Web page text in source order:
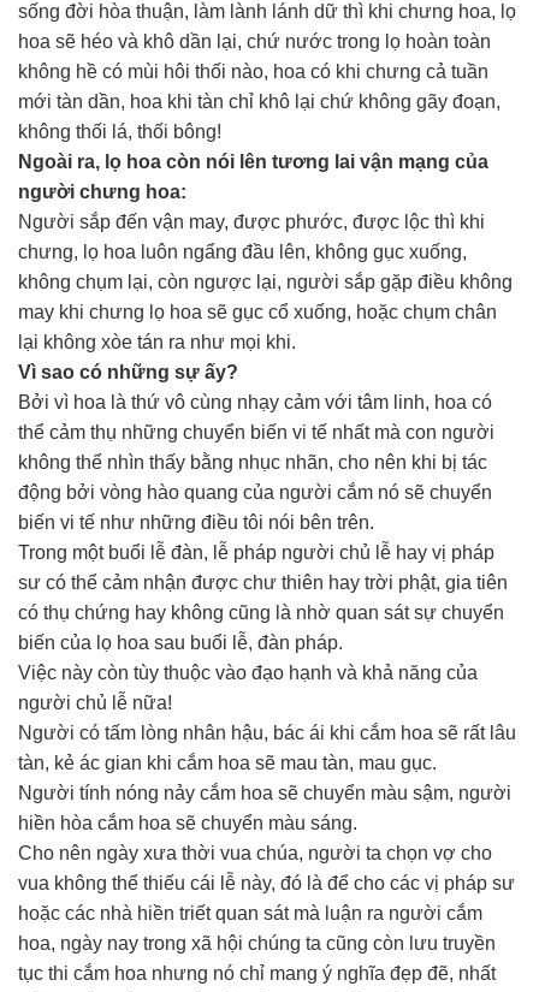
sống đời hòa thuận, làm lành lánh dữ thì khi chưng hoa, lọ
hoa sẽ héo và khô dần lại, chứ nước trong lọ hoàn toàn
không hề có mùi hôi thối nào, hoa có khi chưng cả tuần
mới tàn dần, hoa khi tàn chỉ khô lại chứ không gãy đoạn,
không thối lá, thối bông!
Ngoài ra, lọ hoa còn nói lên tương lai vận mạng của
người chưng hoa:
Người sắp đến vận may, được phước, được lộc thì khi
chưng, lọ hoa luôn ngẩng đầu lên, không gục xuống,
không chụm lại, còn ngược lại, người sắp gặp điều không
may khi chưng lọ hoa sẽ gục cổ xuống, hoặc chụm chân
lại không xòe tán ra như mọi khi.
Vì sao có những sự ấy?
Bởi vì hoa là thứ vô cùng nhạy cảm với tâm linh, hoa có
thể cảm thụ những chuyển biến vi tế nhất mà con người
không thể nhìn thấy bằng nhục nhãn, cho nên khi bị tác
động bởi vòng hào quang của người cắm nó sẽ chuyển
biến vi tế như những điều tôi nói bên trên.
Trong một buổi lễ đàn, lễ pháp người chủ lễ hay vị pháp
sư có thể cảm nhận được chư thiên hay trời phật, gia tiên
có thụ chứng hay không cũng là nhờ quan sát sự chuyển
biến của lọ hoa sau buổi lễ, đàn pháp.
Việc này còn tùy thuộc vào đạo hạnh và khả năng của
người chủ lễ nữa!
Người có tấm lòng nhân hậu, bác ái khi cắm hoa sẽ rất lâu
tàn, kẻ ác gian khi cắm hoa sẽ mau tàn, mau gục.
Người tính nóng nảy cắm hoa sẽ chuyển màu sậm, người
hiền hòa cắm hoa sẽ chuyển màu sáng.
Cho nên ngày xưa thời vua chúa, người ta chọn vợ cho
vua không thể thiếu cái lễ này, đó là để cho các vị pháp sư
hoặc các nhà hiền triết quan sát mà luận ra người cắm
hoa, ngày nay trong xã hội chúng ta cũng còn lưu truyền
tục thi cắm hoa nhưng nó chỉ mang ý nghĩa đẹp đẽ, nhất